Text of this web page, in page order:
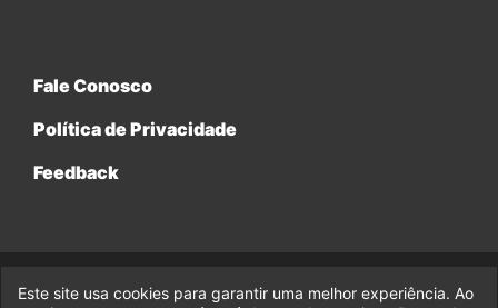
Fale Conosco
Política de Privacidade
Feedback
© 2017-2026 Legado da Marvel, uma empresa da Legado
Este site usa cookies para garantir uma melhor experiência. Ao